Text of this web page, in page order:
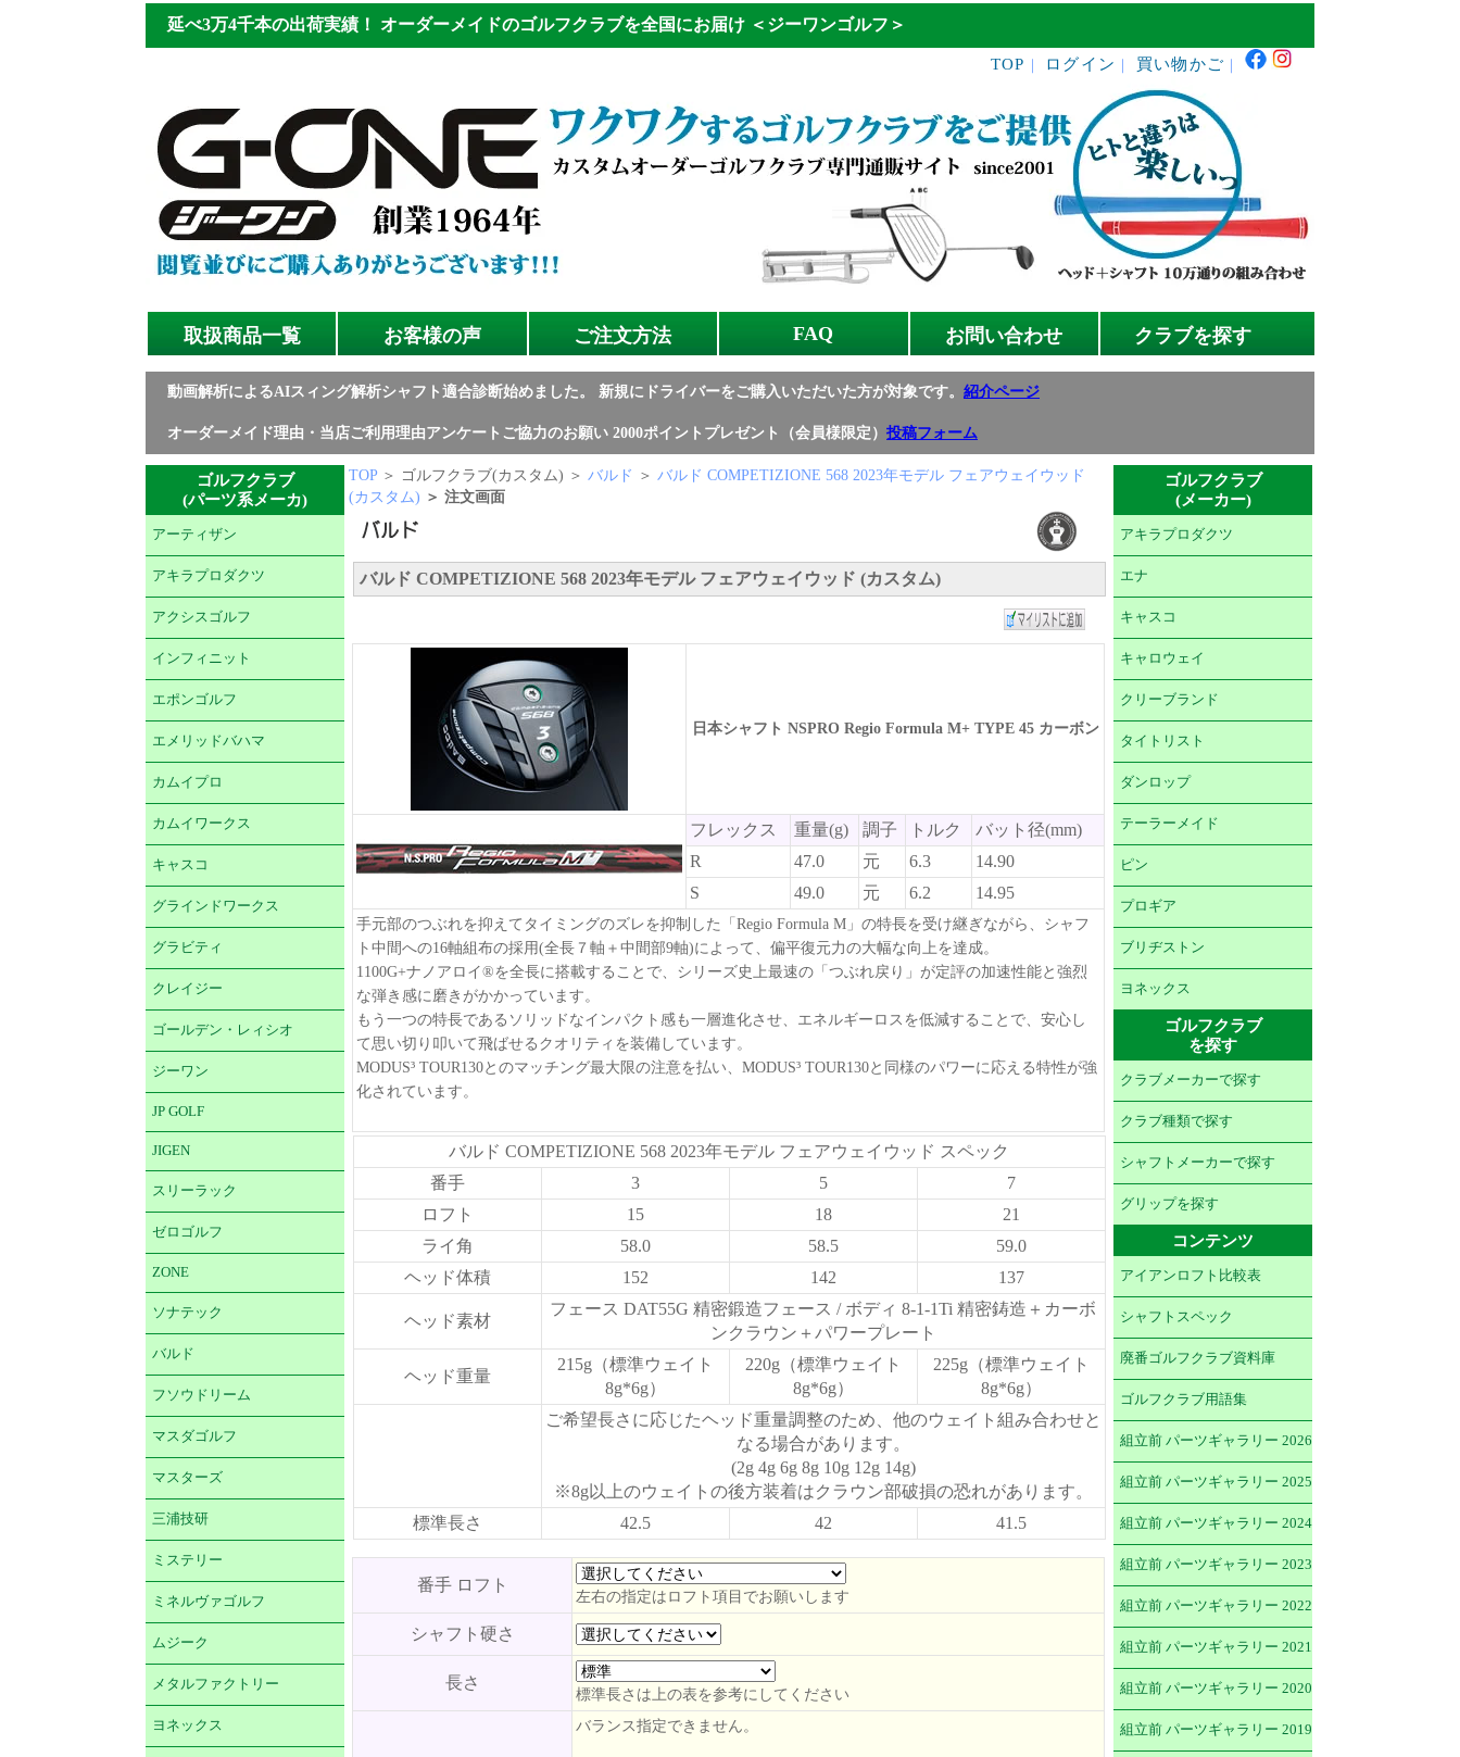
延べ3万4千本の出荷実績！ オーダーメイドのゴルフクラブを全国にお届け ＜ジーワンゴルフ＞
TOP ログイン 買い物かご
取扱商品一覧 お客様の声 ご注文方法 FAQ お問い合わせ クラブを探す
動画解析によるAIスィング解析シャフト適合診断始めました。 新規にドライバーをご購入いただいた方が対象です。 紹介ページ
オーダーメイド理由・当店ご利用理由アンケートご協力のお願い 2000ポイントプレゼント（会員様限定） 投稿フォーム
ゴルフクラブ
(パーツ系メーカ)
アーティザン
アキラプロダクツ
アクシスゴルフ
インフィニット
エポンゴルフ
エメリッドバハマ
カムイプロ
カムイワークス
キャスコ
グラインドワークス
グラビティ
クレイジー
ゴールデン・レィシオ
ジーワン
JP GOLF
JIGEN
スリーラック
ゼロゴルフ
ZONE
ソナテック
バルド
フソウドリーム
マスダゴルフ
マスターズ
三浦技研
ミステリー
ミネルヴァゴルフ
ムジーク
メタルファクトリー
ヨネックス
TOP ＞ ゴルフクラブ(カスタム) ＞ バルド ＞ バルド COMPETIZIONE 568 2023年モデル フェアウェイウッド
(カスタム) ＞ 注文画面
バルド COMPETIZIONE 568 2023年モデル フェアウェイウッド (カスタム)
日本シャフト NSPRO Regio Formula M+ TYPE 45 カーボン
フレックス 重量(g) 調子 トルク
バット径(mm)
R
47.0 元 6.3
14.90
S
49.0 元 6.2 14.95
手元部のつぶれを抑えてタイミングのズレを抑制した「Regio Formula M」の特長を受け継ぎながら、シャフ
ト中間への16軸組布の採用(全長７軸＋中間部9軸)によって、偏平復元力の大幅な向上を達成。
1100G+ナノアロイ®を全長に搭載することで、シリーズ史上最速の「つぶれ戻り」が定評の加速性能と強烈
な弾き感に磨きがかかっています。
もう一つの特長であるソリッドなインパクト感も一層進化させ、エネルギーロスを低減することで、安心し
て思い切り叩いて飛ばせるクオリティを装備しています。
MODUS³ TOUR130とのマッチング最大限の注意を払い、MODUS³ TOUR130と同様のパワーに応える特性が強
化されています。
バルド COMPETIZIONE 568 2023年モデル フェアウェイウッド スペック
番手
3 5
7
ロフト
15 18
21
ライ角
58.0 58.5
59.0
ヘッド体積
152 142 137
ヘッド素材
フェース DAT55G 精密鍛造フェース / ボディ 8-1-1Ti 精密鋳造＋カーボ
ンクラウン＋パワープレート
ヘッド重量
215g（標準ウェイト
8g*6g）
220g（標準ウェイト
8g*6g）
225g（標準ウェイト
8g*6g）
ご希望長さに応じたヘッド重量調整のため、他のウェイト組み合わせと
なる場合があります。
(2g 4g 6g 8g 10g 12g 14g)
※8g以上のウェイトの後方装着はクラウン部破損の恐れがあります。
標準長さ
42.5 42 41.5
番手 ロフト
左右の指定はロフト項目でお願いします
シャフト硬さ
長さ
標準長さは上の表を参考にしてください
バランス指定できません。
ゴルフクラブ
(メーカー)
アキラプロダクツ
エナ
キャスコ
キャロウェイ
クリーブランド
タイトリスト
ダンロップ
テーラーメイド
ピン
プロギア
ブリヂストン
ヨネックス
ゴルフクラブ
を探す
クラブメーカーで探す
クラブ種類で探す
シャフトメーカーで探す
グリップを探す
コンテンツ
アイアンロフト比較表
シャフトスペック
廃番ゴルフクラブ資料庫
ゴルフクラブ用語集
組立前 パーツギャラリー 2026
組立前 パーツギャラリー 2025
組立前 パーツギャラリー 2024
組立前 パーツギャラリー 2023
組立前 パーツギャラリー 2022
組立前 パーツギャラリー 2021
組立前 パーツギャラリー 2020
組立前 パーツギャラリー 2019